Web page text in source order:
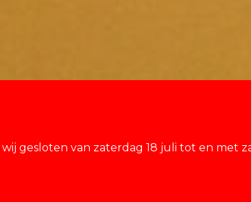
gesloten van zaterdag 18 juli tot en met